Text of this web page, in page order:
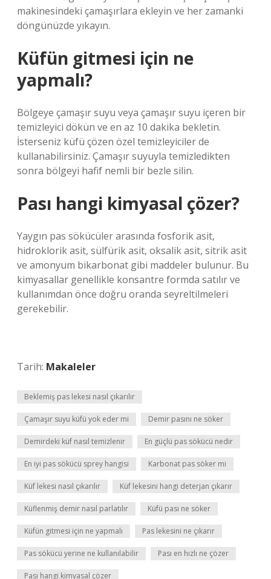
makinesindeki çamaşırlara ekleyin ve her zamanki
döngünüzde yıkayın.
Küfün gitmesi için ne
yapmalı?
Bölgeye çamaşır suyu veya çamaşır suyu içeren bir
temizleyici dökün ve en az 10 dakika bekletin.
İsterseniz küfü çözen özel temizleyiciler de
kullanabilirsiniz. Çamaşır suyuyla temizledikten
sonra bölgeyi hafif nemli bir bezle silin.
Pası hangi kimyasal çözer?
Yaygın pas sökücüler arasında fosforik asit,
hidroklorik asit, sülfürik asit, oksalik asit, sitrik asit
ve amonyum bikarbonat gibi maddeler bulunur. Bu
kimyasallar genellikle konsantre formda satılır ve
kullanımdan önce doğru oranda seyreltilmeleri
gerekebilir.
Tarih: Makaleler
Beklemiş pas lekesi nasıl çıkarılır
Çamaşır suyu küfü yok eder mi Demir pasını ne söker
Demirdeki küf nasıl temizlenir En güçlü pas sökücü nedir
En iyi pas sökücü sprey hangisi Karbonat pas söker mi
Küf lekesi nasıl çıkarılır Küf lekesini hangi deterjan çıkarır
Küflenmiş demir nasıl parlatılır Küfü pası ne söker
Küfün gitmesi için ne yapmalı Pas lekesini ne çıkarır
Pas sökücü yerine ne kullanılabilir Pası en hızlı ne çözer
Pası hangi kimyasal çözer